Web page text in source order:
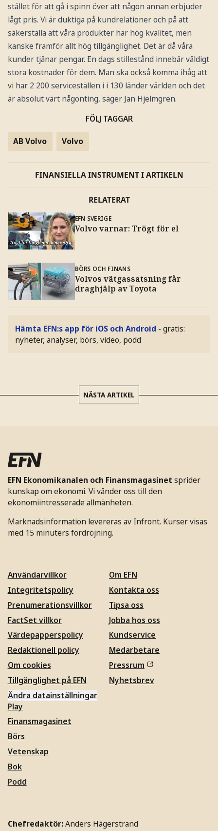
stället för att gå i spinn över att någon annan erbjuder
lågt pris. Vi är duktiga på kundrelationer och på att
säkerställa att våra produkter har hög kvalitet, men
kanske framför allt hög tillgänglighet. Det är då våra
kunder tjänar pengar. En dags stillestånd innebär väldigt
stora kostnader för dem. Man ska också komma ihåg att
vi har 2 200 serviceställen i i 130 länder världen och det
är absolut värt någonting, säger Jan Hjelmgren.
FÖLJ TAGGAR
AB Volvo Volvo
FINANSIELLA INSTRUMENT I ARTIKELN
RELATERAT
EFN SVERIGE
Volvo varnar: Trögt för el
BÖRS OCH FINANS
Volvos vätgassatsning får
draghjälp av Toyota
Hämta EFN:s app för iOS och Android - gratis:
nyheter, analyser, börs, video, podd
NÄSTA ARTIKEL
EFN Ekonomikanalen och Finansmagasinet sprider
kunskap om ekonomi. Vi vänder oss till den
ekonomiintresserade allmänheten.
Marknadsinformation levereras av Infront. Kurser visas
med 15 minuters fördröjning.
Användarvillkor
Integritetspolicy
Prenumerationsvillkor
FactSet villkor
Värdepapperspolicy
Redaktionell policy
Om cookies
Tillgänglighet på EFN
Ändra datainställningar
Om EFN
Kontakta oss
Tipsa oss
Jobba hos oss
Kundservice
Medarbetare
Pressrum
Nyhetsbrev
Play
Finansmagasinet
Börs
Vetenskap
Bok
Podd
Chefredaktör:Anders Hägerstrand